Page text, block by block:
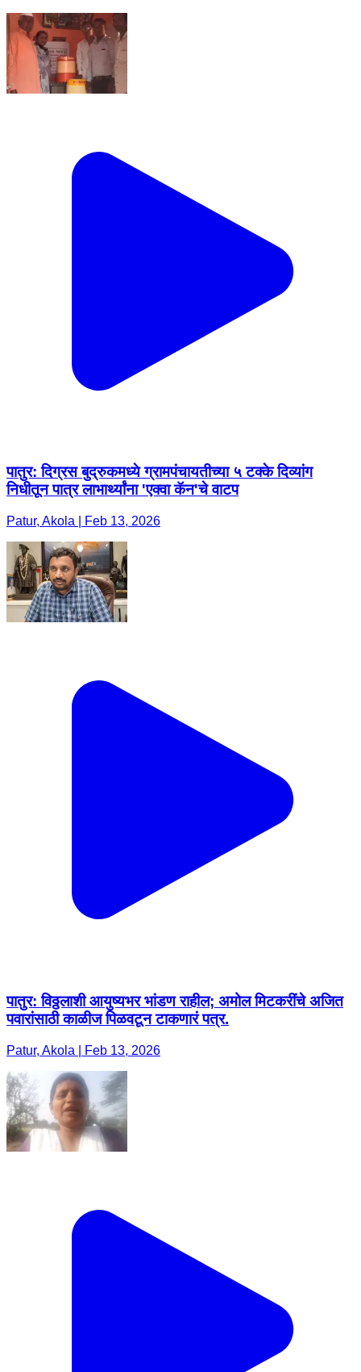
पातुर: दिग्रस बुद्रुकमध्ये ग्रामपंचायतीच्या ५ टक्के दिव्यांग
निधीतून पात्र लाभार्थ्यांना 'एक्वा कॅन'चे वाटप
Patur, Akola | Feb 13, 2026
पातुर: विठ्ठलाशी आयुष्यभर भांडण राहील; अमोल मिटकरींचे अजित
पवारांसाठी काळीज पिळवटून टाकणारं पत्र.
Patur, Akola | Feb 13, 2026